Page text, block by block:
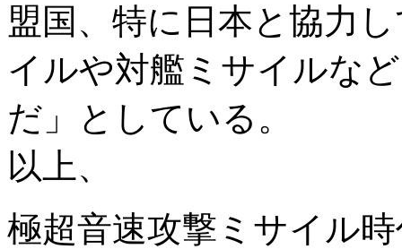
盟国、特に日本と協力
イルや対艦ミサイルな
だ」としている。
以上、
極超音速攻撃ミサイル